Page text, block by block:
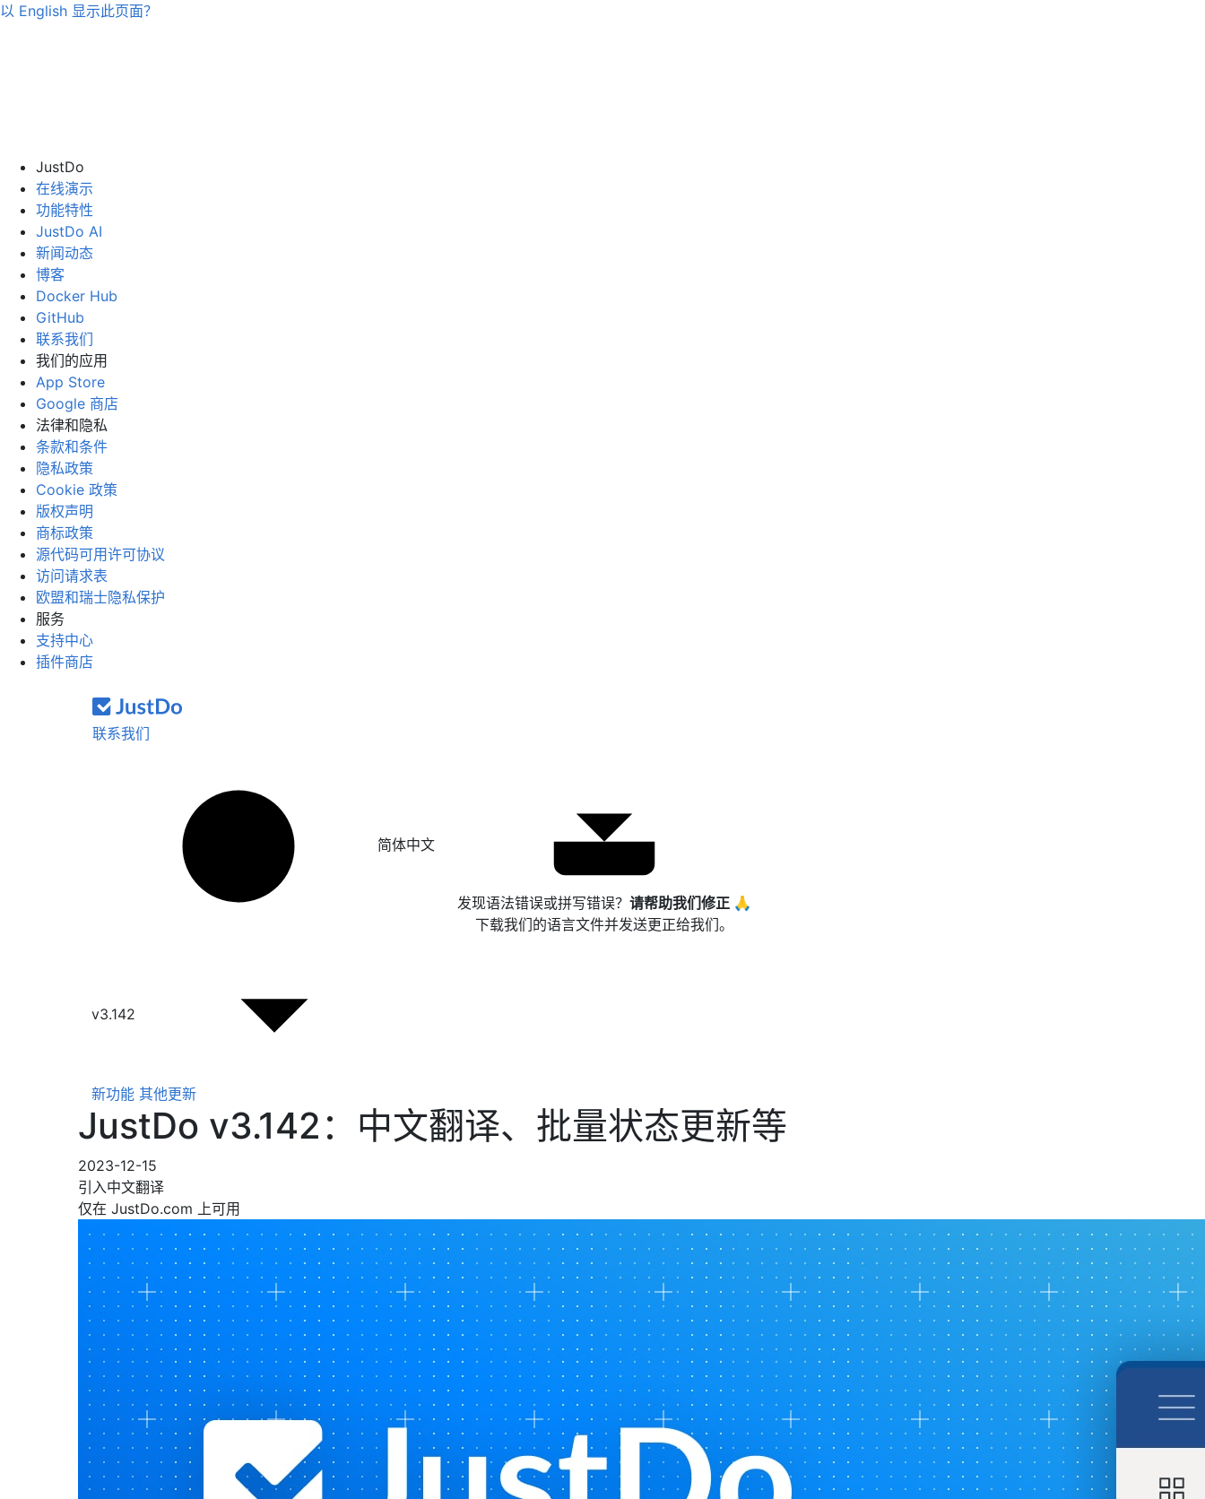
以 English 显示此页面？
JustDo
在线演示
功能特性
JustDo AI
新闻动态
博客
Docker Hub
GitHub
联系我们
我们的应用
App Store
Google 商店
法律和隐私
条款和条件
隐私政策
Cookie 政策
版权声明
商标政策
源代码可用许可协议
访问请求表
欧盟和瑞士隐私保护
服务
支持中心
插件商店
联系我们
简体中文
发现语法错误或拼写错误？ 请帮助我们修正 🙏
下载我们的语言文件并发送更正给我们。
v3.142
新功能 其他更新
JustDo v3.142：中文翻译、批量状态更新等
2023-12-15
引入中文翻译
仅在 JustDo.com 上可用